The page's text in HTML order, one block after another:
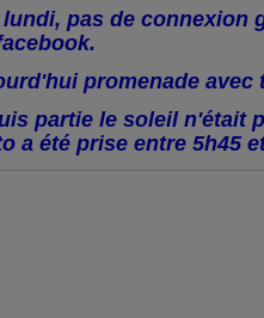
lundi, pas de connexion
promenade avec
partie le soleil n'était
a été prise entre 5h45